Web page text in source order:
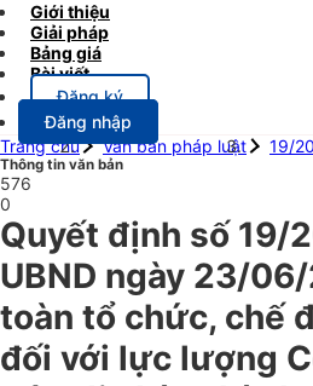
Giới thiệu
Giải pháp
Bảng giá
Bài viết
Đăng ký
Đăng nhập
Trang chủ
Văn bản pháp luật 19/
Thông tin văn bản
576
0
Quyết định số 19/
UBND ngày 23/
toàn tổ chức, chế
đối với lực lượng